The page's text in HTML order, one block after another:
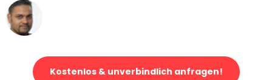
Kostenlos & unverbindlich anfragen!